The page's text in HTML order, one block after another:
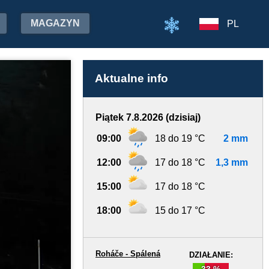
MAGAZYN PL
Aktualne info
Piątek 7.8.2026 (dzisiaj)
09:00 18 do 19 °C 2 mm
12:00 17 do 18 °C 1,3 mm
15:00 17 do 18 °C
18:00 15 do 17 °C
DZIAŁANIE:
Roháče - Spálená